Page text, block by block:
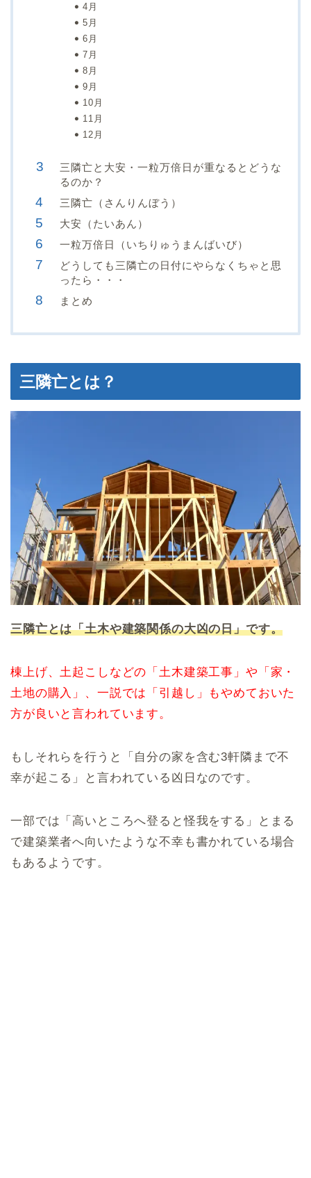
4月
5月
6月
7月
8月
9月
10月
11月
12月
三隣亡と大安・一粒万倍日が重なるとどうな
るのか？
三隣亡（さんりんぼう）
大安（たいあん）
一粒万倍日（いちりゅうまんばいび）
どうしても三隣亡の日付にやらなくちゃと思
ったら・・・
まとめ
三隣亡とは？
三隣亡とは「土木や建築関係の大凶の日」です。
棟上げ、土起こしなどの「土木建築工事」や「家・
土地の購入」、一説では「引越し」もやめておいた
方が良いと言われています。
もしそれらを行うと「自分の家を含む3軒隣まで不
幸が起こる」と言われている凶日なのです。
一部では「高いところへ登ると怪我をする」とまる
で建築業者へ向いたような不幸も書かれている場合
もあるようです。